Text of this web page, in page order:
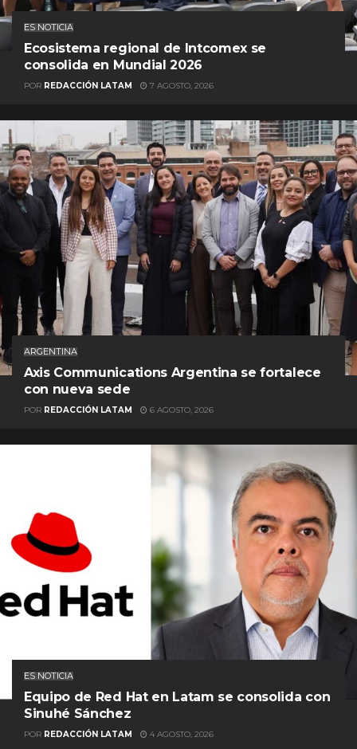
ES NOTICIA
Ecosistema regional de Intcomex se
consolida en Mundial 2026
POR REDACCIÓN LATAM 7 AGOSTO, 2026
ARGENTINA
Axis Communications Argentina se fortalece
con nueva sede
POR REDACCIÓN LATAM 6 AGOSTO, 2026
ES NOTICIA
Equipo de Red Hat en Latam se consolida con
Sinuhé Sánchez
POR REDACCIÓN LATAM 4 AGOSTO, 2026